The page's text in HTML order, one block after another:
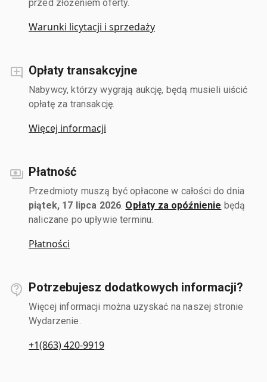
przed złożeniem oferty.
Warunki licytacji i sprzedaży
Opłaty transakcyjne
Nabywcy, którzy wygrają aukcję, będą musieli uiścić
opłatę za transakcję.
Więcej informacji
Płatność
Przedmioty muszą być opłacone w całości do dnia
piątek, 17 lipca 2026 Opłaty za opóźnienie będą
naliczane po upływie terminu.
Płatności
Potrzebujesz dodatkowych informacji?
Więcej informacji można uzyskać na naszej stronie
Wydarzenie.
+1(863) 420-9919